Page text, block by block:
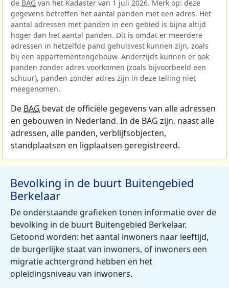
de BAG van het Kadaster van 1 juli 2026. Merk op: deze
gegevens betreffen het aantal panden met een adres. Het
aantal adressen met panden in een gebied is bijna altijd
hoger dan het aantal panden. Dit is omdat er meerdere
adressen in hetzelfde pand gehuisvest kunnen zijn, zoals
bij een appartementengebouw. Anderzijds kunnen er ook
panden zonder adres voorkomen (zoals bijvoorbeeld een
schuur), panden zonder adres zijn in deze telling niet
meegenomen.
De BAG bevat de officiële gegevens van alle adressen
en gebouwen in Nederland. In de BAG zijn, naast alle
adressen, alle panden, verblijfsobjecten,
standplaatsen en ligplaatsen geregistreerd.
Bevolking in de buurt Buitengebied
Berkelaar
De onderstaande grafieken tonen informatie over de
bevolking in de buurt Buitengebied Berkelaar.
Getoond worden: het aantal inwoners naar leeftijd,
de burgerlijke staat van inwoners, of inwoners een
migratie achtergrond hebben en het
opleidingsniveau van inwoners.